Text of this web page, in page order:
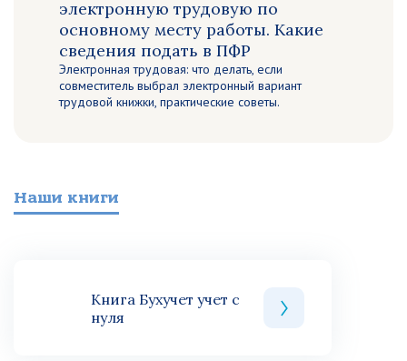
электронную трудовую по
основному месту работы. Какие
сведения подать в ПФР
Электронная трудовая: что делать, если
совместитель выбрал электронный вариант
трудовой книжки, практические советы.
Наши книги
Книга Бухучет учет с
нуля